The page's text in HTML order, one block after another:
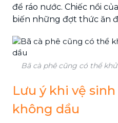
để ráo nước. Chiếc nồi
biến những đợt thức ăn
Bã cà phê cũng có thể
Lưu ý khi vệ
không dầu